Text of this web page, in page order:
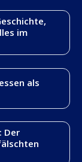
im
als
Der